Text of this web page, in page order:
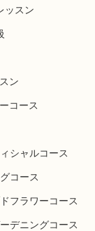
ッスン
ン
コース
シャルコース
コース
フラワーコース
デニングコース